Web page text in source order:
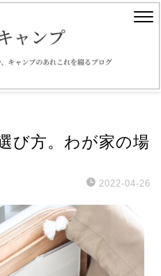
び方。わが家の場
2022-04-26